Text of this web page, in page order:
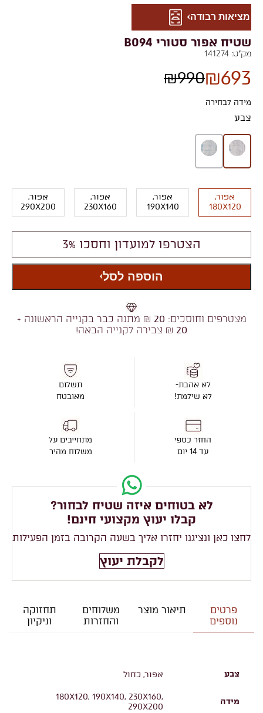
שטיח אפור סטורי B094
מק"ט: 141274
₪990₪693
מידה לבחירה
אפור,
180X120
אפור,
190X140
אפור,
230X160
אפור,
290X200
צבע
הצטרפו למועדון וחסכו 3%
הוספה לסל
מצטרפים וחוסכים: 20 ₪ מתנה כבר בקנייה הראשונה +
20 ₪ צבירה לקנייה הבאה!
לא אהבת-
לא שילמת!
החזר כספי
עד 14 יום
תשלום
מאובטח
מתחייבים על
משלוח מהיר
לא בטוחים איזה שטיח לבחור?
קבלו יעוץ מקצועי חינם!
לחצו כאן ונציגנו יחזרו אליך בשעה הקרובה בזמן הפעילות
לקבלת יעוץ
מציאות רבודה
פרטים
נוספים
תיאור מוצר
משלוחים
והחזרות
תחזוקה
וניקיון
צבע אפור, כחול
מידה
180X120, 190X140, 230X160,
290X200